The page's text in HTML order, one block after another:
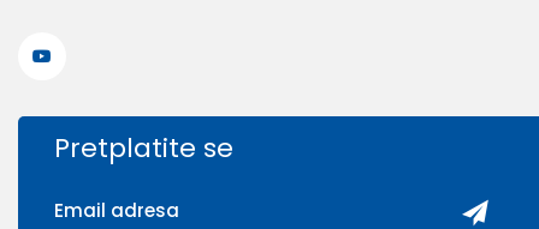
Pretplatite se